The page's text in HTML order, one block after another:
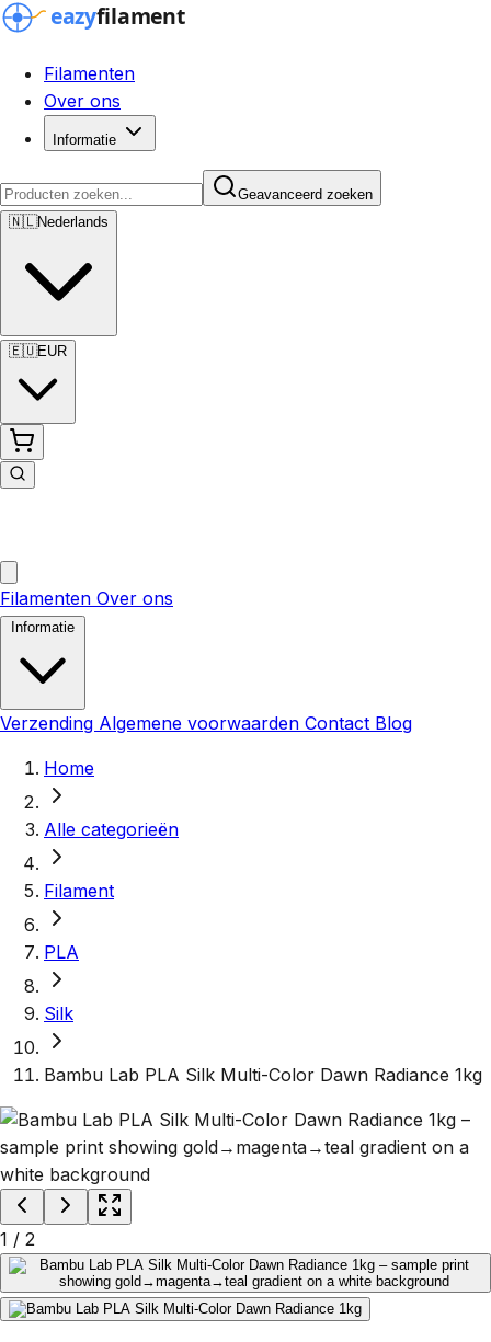
Filamenten
Over ons
Informatie
Geavanceerd zoeken
🇳🇱Nederlands
🇪🇺EUR
Filamenten Over ons
Verzending Algemene voorwaarden Contact Blog
Home
Alle categorieën
Filament
PLA
Silk
Bambu Lab PLA Silk Multi-Color Dawn Radiance 1kg
1 / 2